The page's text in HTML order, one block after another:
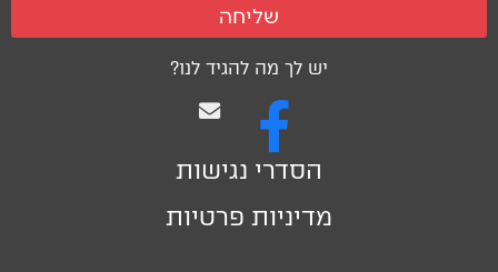
יש לך מה להגיד לנו?
הסדרי נגישות
מדיניות פרטיות
שליחה